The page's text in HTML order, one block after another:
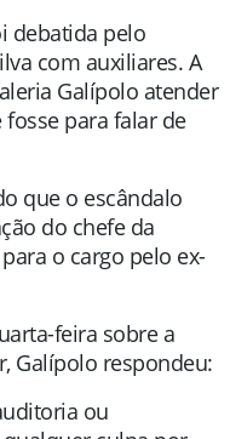
debatida pelo
com auxiliares. A
Galípolo atender
fosse para falar de
que o escândalo
do chefe da
o cargo pelo ex-
feira sobre a
Galípolo respondeu:
ou